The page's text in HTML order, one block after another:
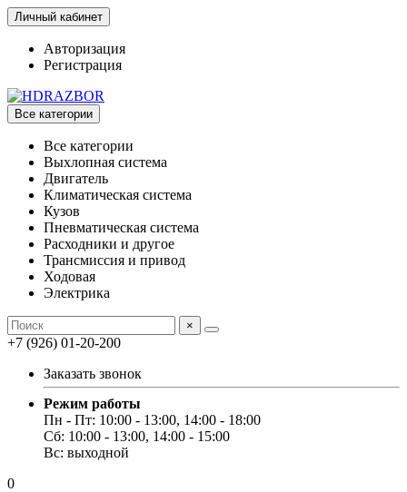
Личный кабинет
Авторизация
Регистрация
Все категории
Все категории
Выхлопная система
Двигатель
Климатическая система
Кузов
Пневматическая система
Расходники и другое
Трансмиссия и привод
Ходовая
Электрика
×
+7 (926) 01-20-200
Заказать звонок
Режим работы
Пн - Пт: 10:00 - 13:00, 14:00 - 18:00
Сб: 10:00 - 13:00, 14:00 - 15:00
Вс: выходной
0